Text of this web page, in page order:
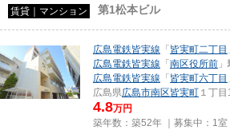
賃貸｜マンション 第1松本ビル
広島電鉄皆実線 「 皆実町二丁目
広島電鉄皆実線 「 南区役所前
広島電鉄皆実線 「 皆実町六丁目
広島県広島市南区皆実町 １丁
4.8万円
築年数：築52年 ｜募集中： 1室